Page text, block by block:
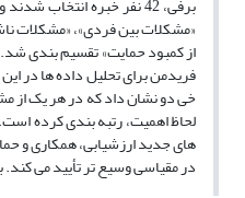
«مشکلات بین فردی»، «مشکلات
فریدمن برای تحلیل داده ها در
خی دو نشان داد که در هر یک از
لحاظ اهمیت، رتبه بندی کرده
های جدید ارزشیابی، همکاری و
در مقیاسی وسیع تر تأیید می